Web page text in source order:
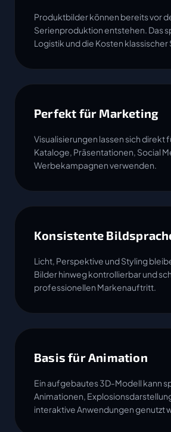
Produktbilder können bereits vor
Serienproduktion entstehen. Das
Logistik und die Kosten klassischer
Perfekt für Marketing
Visualisierungen lassen sich direkt
Kataloge, Präsentationen, Social
Werbekampagnen verwenden.
Konsistente
Licht, Perspektive und Styling
Bilder hinweg kontrollierbar und
professionellen Markenauftritt.
Basis für Animation
Ein aufgebautes 3D-Modell kann
Animationen,
interaktive Anwendungen genutzt